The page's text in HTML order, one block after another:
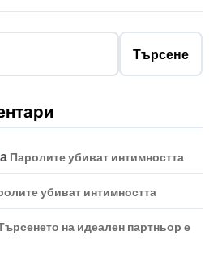
Търсене
Паролите убиват интимността
убиват интимността
на идеален партньор е